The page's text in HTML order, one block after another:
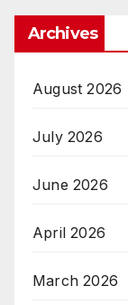
Archives
August 2026
July 2026
June 2026
April 2026
March 2026